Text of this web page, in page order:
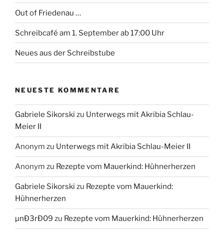
Out of Friedenau …
Schreibcafé am 1. September ab 17:00 Uhr
Neues aus der Schreibstube
NEUESTE KOMMENTARE
Gabriele Sikorski zu Unterwegs mit Akribia Schlau-
Meier II
Anonym zu Unterwegs mit Akribia Schlau-Meier II
Anonym zu Rezepte vom Mauerkind: Hühnerherzen
Gabriele Sikorski zu Rezepte vom Mauerkind:
Hühnerherzen
µnÐ3rÐ09 zu Rezepte vom Mauerkind: Hühnerherzen